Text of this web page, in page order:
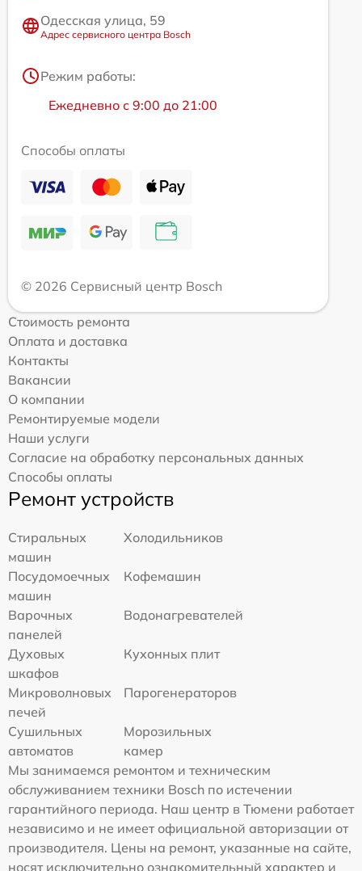
Одесская улица, 59
Адрес сервисного центра Bosch
Режим работы:
Ежедневно с 9:00 до 21:00
Способы оплаты
© 2026 Сервисный центр Bosch
Стоимость ремонта
Оплата и доставка
Контакты
Вакансии
О компании
Ремонтируемые модели
Наши услуги
Согласие на обработку персональных данных
Способы оплаты
Ремонт устройств
Стиральных
машин
Холодильников
Посудомоечных
машин
Кофемашин
Варочных
панелей
Водонагревателей
Духовых
шкафов
Кухонных плит
Микроволновых
печей
Парогенераторов
Сушильных
автоматов
Морозильных
камер
Мы занимаемся ремонтом и техническим
обслуживанием техники Bosch по истечении
гарантийного периода. Наш центр в Тюмени работает
независимо и не имеет официальной авторизации от
производителя. Цены на ремонт, указанные на сайте,
носят исключительно ознакомительный характер и